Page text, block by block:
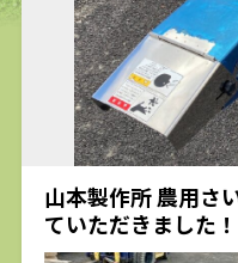
山本製作所 農用さ
ていただきました！